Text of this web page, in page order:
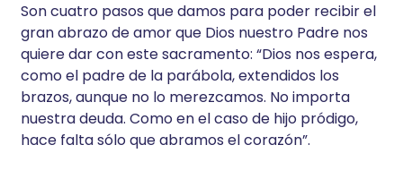
Son cuatro pasos que damos para poder recibir el
gran abrazo de amor que Dios nuestro Padre nos
quiere dar con este sacramento: “Dios nos espera,
como el padre de la parábola, extendidos los
brazos, aunque no lo merezcamos. No importa
nuestra deuda. Como en el caso de hijo pródigo,
hace falta sólo que abramos el corazón”.